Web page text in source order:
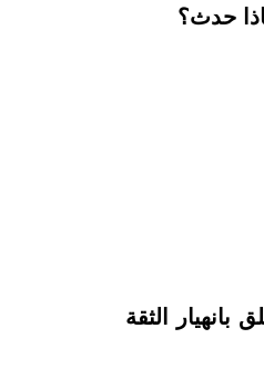
حدث؟
الثقة